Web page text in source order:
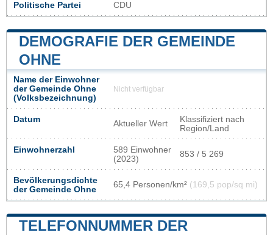
Politische Partei CDU
DEMOGRAFIE DER GEMEINDE
OHNE
Name der Einwohner
der Gemeinde Ohne
(Volksbezeichnung)
Nicht verfügbar
Datum Aktueller Wert
Klassifiziert nach
Region/Land
Einwohnerzahl
589 Einwohner
(2023)
853 / 5 269
Bevölkerungsdichte
der Gemeinde Ohne
65,4 Personen/km² (169,5 pop/sq mi)
TELEFONNUMMER DER